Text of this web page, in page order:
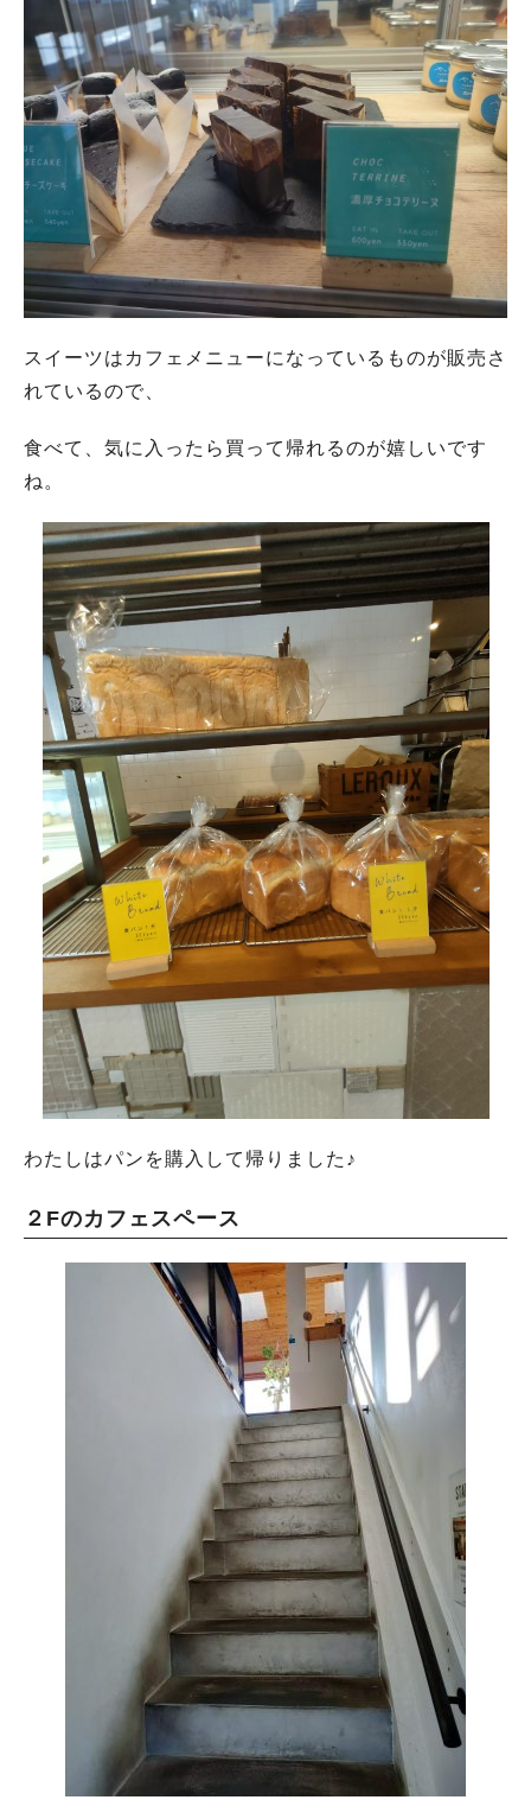
スイーツはカフェメニューになっているものが販売さ
れているので、
食べて、気に入ったら買って帰れるのが嬉しいです
ね。
わたしはパンを購入して帰りました♪
２Fのカフェスペース